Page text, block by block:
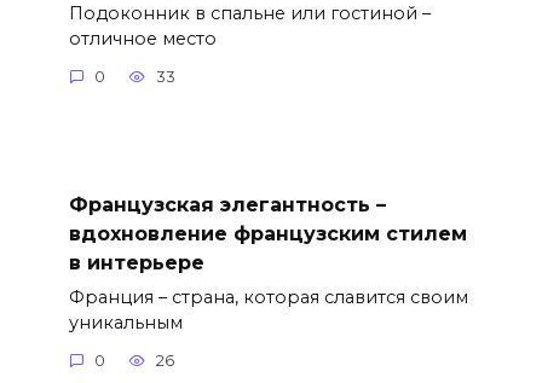
Подоконник в спальне или гостиной –
отличное место
0 33
Французская элегантность –
вдохновление французским стилем
в интерьере
Франция – страна, которая славится своим
уникальным
0 26